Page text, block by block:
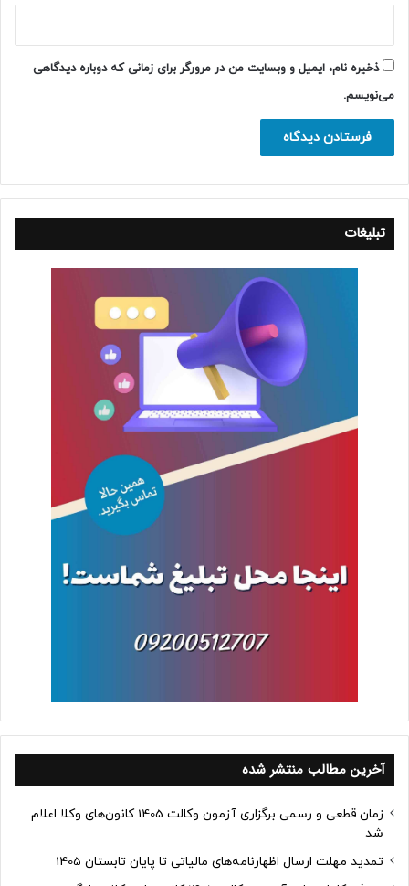
ذخیره نام، ایمیل و وبسایت من در مرورگر برای زمانی که دوباره دیدگاهی
می‌نویسم.
تبلیغات
آخرین مطالب منتشر شده
زمان قطعی و رسمی برگزاری آزمون وکالت 1405 کانون‌های وکلا اعلام
شد
تمدید مهلت ارسال اظهارنامه‌های مالیاتی تا پایان تابستان 1405